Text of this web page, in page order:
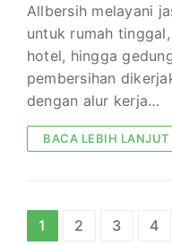
Allbersih melayani
untuk rumah
hotel, hingga
pembersihan
dengan alur kerja…
BACA LEBIH LANJUT
Paginasi
1 2 3 4